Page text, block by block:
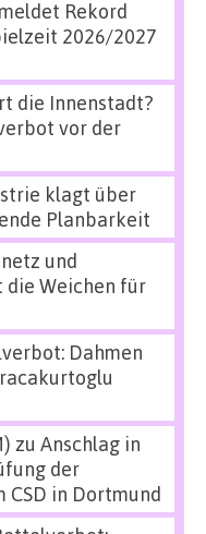
Rekord
2026/2027
die Innenstadt?
vor der
klagt über
Planbarkeit
und
die Weichen für
Dahmen
zu Anschlag in
der
CSD in Dortmund